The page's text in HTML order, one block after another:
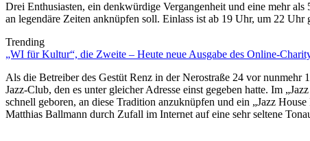
Drei Enthusiasten, ein denkwürdige Vergangenheit und eine mehr
an legendäre Zeiten anknüpfen soll. Einlass ist ab 19 Uhr, um 22
Trending
„WI für Kultur“, die Zweite – Heute neue Ausgabe des Online-
Als die Betreiber des Gestüt Renz in der Nerostraße 24 vor nunmehr
Jazz-Club, den es unter gleicher Adresse einst gegeben hatte. Im
schnell geboren, an diese Tradition anzuknüpfen und ein „Jazz
Matthias Ballmann durch Zufall im Internet auf eine sehr seltene